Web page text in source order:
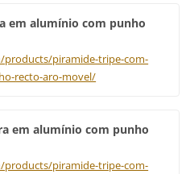
em alumínio com punho
piramide-tripe-com-
recto-aro-movel/
em alumínio com punho
piramide-tripe-com-